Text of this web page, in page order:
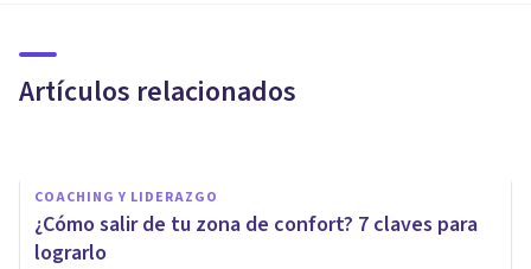
Artículos relacionados
personal)
COACHING Y LIDERAZGO
¿Cómo salir de tu zona de confort? 7 claves para
lograrlo